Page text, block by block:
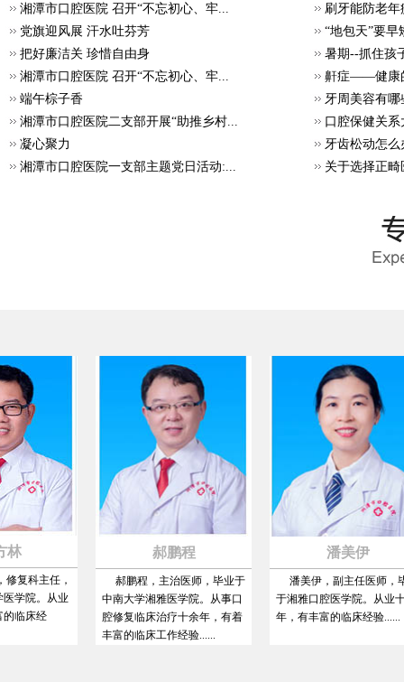
湘潭市口腔医院 召开“不忘初心、牢...
党旗迎风展 汗水吐芬芳
把好廉洁关 珍惜自由身
湘潭市口腔医院 召开“不忘初心、牢...
端午棕子香
湘潭市口腔医院二支部开展“助推乡村...
凝心聚力
湘潭市口腔医院一支部主题党日活动:...
刷牙能防老年
“地包天”要早
暑期--抓住孩
鼾症——健康
牙周美容有哪
口腔保健关系
牙齿松动怎么
关于选择正
科主任，
院。从业
床经
郝鹏程
郝鹏程，主治医师，毕业于
中南大学湘雅医学院。从事口
腔修复临床治疗十余年，有着
丰富的临床工作经验......
潘美伊
潘美伊，副主任医师，毕业
于湘雅口腔医学院。从业十多
年，有丰富的临床经验......